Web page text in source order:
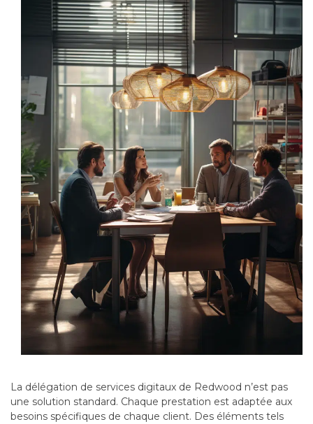
La délégation de services digitaux de Redwood n’est pas
une solution standard. Chaque prestation est adaptée aux
besoins spécifiques de chaque client. Des éléments tels